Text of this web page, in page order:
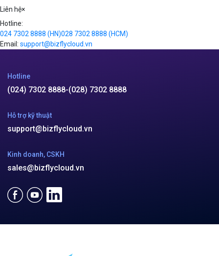
Liên hệ×
Hotline:
024 7302 8888 (HN)028 7302 8888 (HCM)
Email: support@bizflycloud.vn
Hotline
(024) 7302 8888-(028) 7302 8888
Hỗ trợ kỹ thuật
support@bizflycloud.vn
Kinh doanh, CSKH
sales@bizflycloud.vn